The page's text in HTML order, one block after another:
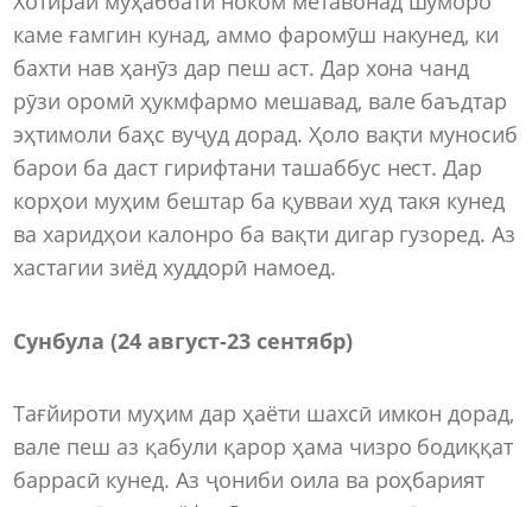
каме ғамгин кунад, аммо фаромӯш накунед, ки
бахти нав ҳанӯз дар пеш аст. Дар хона чанд
рӯзи оромӣ ҳукмфармо мешавад, вале баъдтар
эҳтимоли баҳс вуҷуд дорад. Ҳоло вақти муносиб
барои ба даст гирифтани ташаббус нест. Дар
корҳои муҳим бештар ба қувваи худ такя кунед
ва харидҳои калонро ба вақти дигар гузоред. Аз
хастагии зиёд худдорӣ намоед.
Сунбула (24 август-23 сентябр)
Тағйироти муҳим дар ҳаёти шахсӣ имкон дорад,
вале пеш аз қабули қарор ҳама чизро бодиққат
баррасӣ кунед. Аз ҷониби оила ва роҳбарият